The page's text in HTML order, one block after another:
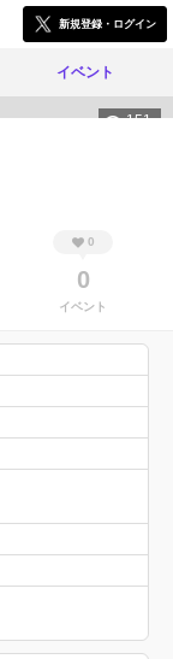
新規登録・ログイン
イベント
151
0
0
イベント